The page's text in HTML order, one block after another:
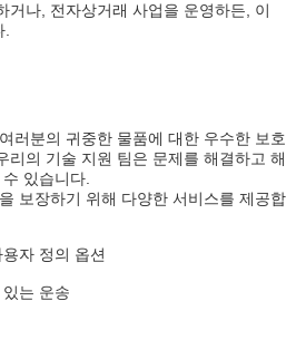
거나, 전자상거래 사업을 운영하든, 이
러분의 귀중한 물품에 대한 우수한 보호
리의 기술 지원 팀은 문제를 해결하고 해
있습니다.
보장하기 위해 다양한 서비스를 제공합
자 정의 옵션
는 운송